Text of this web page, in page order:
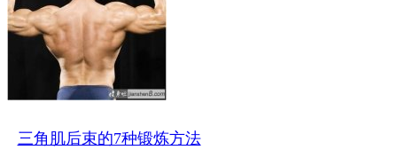
三角肌后束的7种锻炼方法